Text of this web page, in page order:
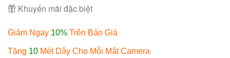
Khuyến mãi đặc biệt
Giảm Ngay 10% Trên Báo Giá
Tặng 10 Mét Dây Cho Mỗi Mắt Camera